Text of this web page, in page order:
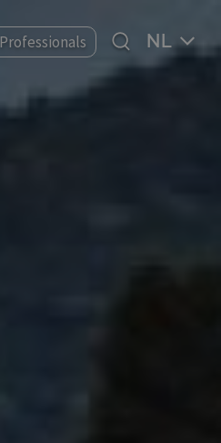
Professionals
Select
your